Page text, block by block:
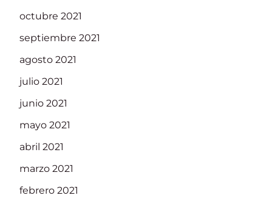
octubre 2021
septiembre 2021
agosto 2021
julio 2021
junio 2021
mayo 2021
abril 2021
marzo 2021
febrero 2021